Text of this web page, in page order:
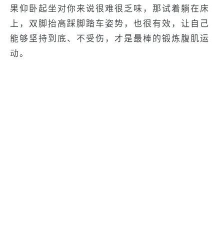
果仰卧起坐对你来说很难很乏味，那试着躺在床
上，双脚抬高踩脚踏车姿势，也很有效，让自己
能够坚持到底、不受伤，才是最棒的锻炼腹肌运
动。